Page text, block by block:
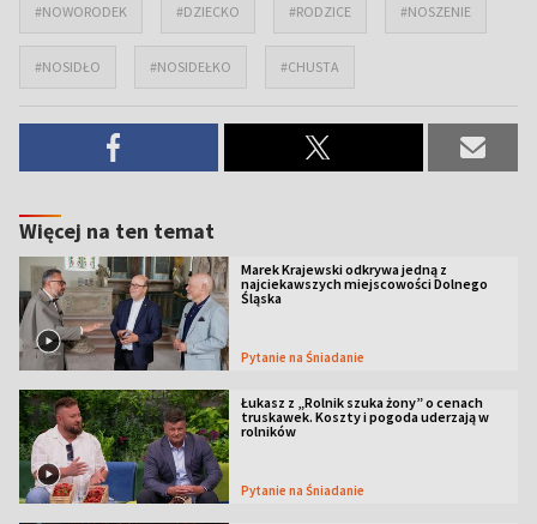
#NOWORODEK #DZIECKO #RODZICE #NOSZENIE
#NOSIDŁO #NOSIDEŁKO #CHUSTA
Więcej na ten temat
Marek Krajewski odkrywa jedną z
najciekawszych miejscowości Dolnego
Śląska
Pytanie na Śniadanie
Łukasz z „Rolnik szuka żony” o cenach
truskawek. Koszty i pogoda uderzają w
rolników
Pytanie na Śniadanie